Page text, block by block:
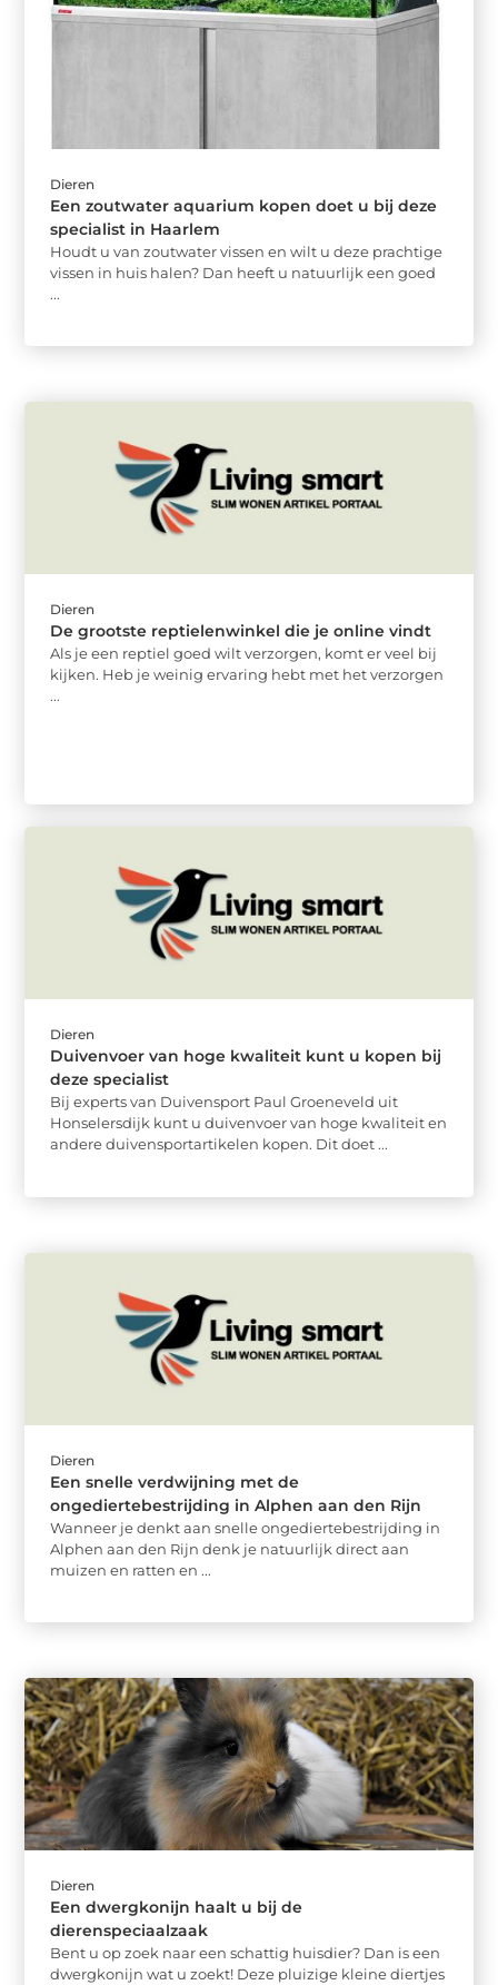
Dieren
Een zoutwater aquarium kopen doet u bij deze
specialist in Haarlem
Houdt u van zoutwater vissen en wilt u deze prachtige
vissen in huis halen? Dan heeft u natuurlijk een goed
...
Dieren
De grootste reptielenwinkel die je online vindt
Als je een reptiel goed wilt verzorgen, komt er veel bij
kijken. Heb je weinig ervaring hebt met het verzorgen
...
Dieren
Duivenvoer van hoge kwaliteit kunt u kopen bij
deze specialist
Bij experts van Duivensport Paul Groeneveld uit
Honselersdijk kunt u duivenvoer van hoge kwaliteit en
andere duivensportartikelen kopen. Dit doet ...
Dieren
Een snelle verdwijning met de
ongediertebestrijding in Alphen aan den Rijn
Wanneer je denkt aan snelle ongediertebestrijding in
Alphen aan den Rijn denk je natuurlijk direct aan
muizen en ratten en ...
Dieren
Een dwergkonijn haalt u bij de
dierenspeciaalzaak
Bent u op zoek naar een schattig huisdier? Dan is een
dwergkonijn wat u zoekt! Deze pluizige kleine diertjes